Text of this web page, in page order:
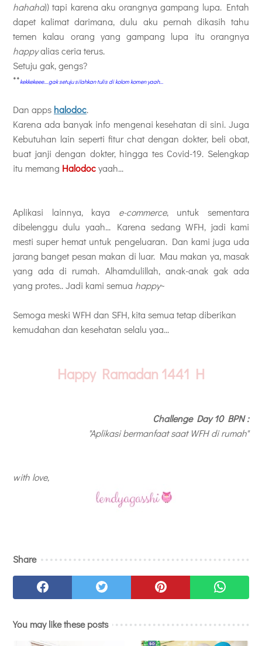
hahaha)) tapi karena aku orangnya gampang lupa. Entah
dapet kalimat darimana, dulu aku pernah dikasih tahu
temen kalau orang yang gampang lupa itu orangnya
happyalias ceria terus.
Setuju gak, gengs?
**kekkekeee....gak setuju silahkan tulis di kolom komen yaah...
Dan apps halodoc.
Karena ada banyak info mengenai kesehatan di sini. Juga
Kebutuhan lain seperti fitur chat dengan dokter, beli obat,
buat janji dengan dokter, hingga tes Covid-19. Selengkap
itu memang Halodocyaah...
Aplikasi lainnya, kaya e-commerce, untuk sementara
dibelenggu dulu yaah... Karena sedang WFH, jadi kami
mesti super hemat untuk pengeluaran. Dan kami juga uda
jarang banget pesan makan di luar. Mau makan ya, masak
yang ada di rumah. Alhamdulillah, anak-anak gak ada
yang protes.. Jadi kami semua happy~
Semoga meski WFH dan SFH, kita semua tetap diberikan
kemudahan dan kesehatan selalu yaa...
Happy Ramadan 1441 H
Challenge Day 10 BPN :
"Aplikasi bermanfaat saat WFH di rumah"
with love,
Share
You may like these posts